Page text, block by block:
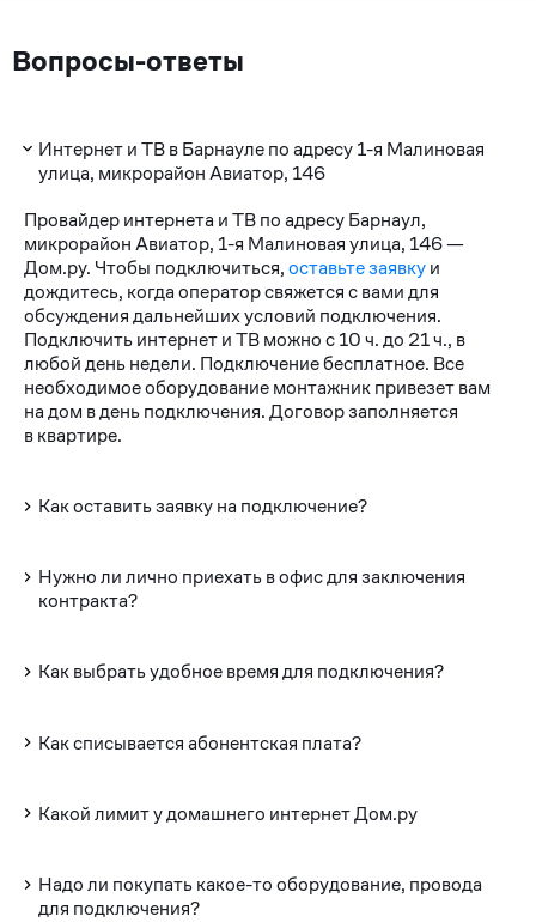
Вопросы-ответы
Интернет и ТВ в Барнауле по адресу 1-я Малиновая
улица, микрорайон Авиатор, 146
Провайдер интернета и ТВ по адресу Барнаул,
микрорайон Авиатор, 1-я Малиновая улица, 146 —
Дом.ру. Чтобы подключиться,оставьте заявкуи
дождитесь, когда оператор свяжется с вами для
обсуждения дальнейших условий подключения.
Подключить интернет и ТВ можно с 10 ч. до 21 ч., в
любой день недели. Подключение бесплатное. Все
необходимое оборудование монтажник привезет вам
на дом в день подключения. Договор заполняется
в квартире.
Как оставить заявку на подключение?
Нужно ли лично приехать в офис для заключения
контракта?
Как выбрать удобное время для подключения?
Как списывается абонентская плата?
Какой лимит у домашнего интернет Дом.ру
Надо ли покупать какое-то оборудование, провода
для подключения?